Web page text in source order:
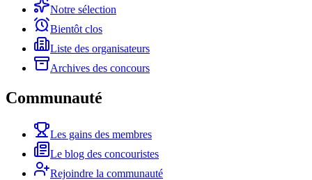
Notre sélection
Bientôt clos
Liste des organisateurs
Archives des concours
Communauté
Les gains des membres
Le blog des concouristes
Rejoindre la communauté